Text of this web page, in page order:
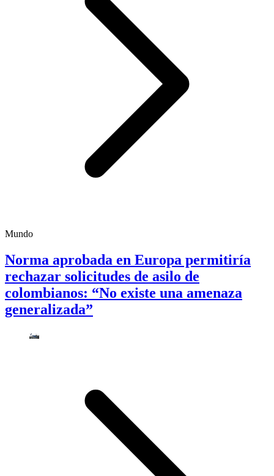
Mundo
Norma aprobada en Europa permitiría
rechazar solicitudes de asilo de
colombianos: “No existe una amenaza
generalizada”